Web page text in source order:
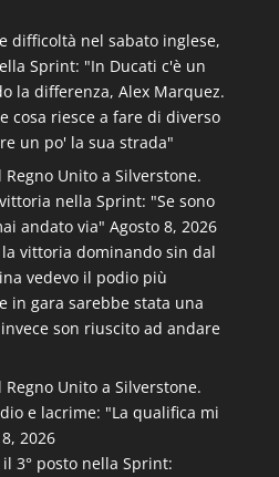
difficoltà nel sabato inglese,
Sprint: "In Ducati c'è un
la differenza, Alex Marquez.
cosa riesce a fare di diverso
un po' la sua strada"
Regno Unito a Silverstone.
nella Sprint: "Se sono
andato via" Agosto 8, 2026
vittoria dominando sin dal
vedevo il podio più
in gara sarebbe stata una
son riuscito ad andare
Regno Unito a Silverstone.
e lacrime: "La qualifica mi
2026
3° posto nella Sprint: